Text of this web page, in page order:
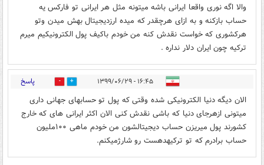
والا اگه نوری واقعا ایرانی باشه میتونه مثل هر ایرانی تو فارکس یه
حساب بازکنه و به ازای هرچقدر که میده ارزدیجیتال بهش میدن وتو
هرکشوری که خواست نقدش کنه من خودم باکیف پول الکترونیکیم میرم
ترکیه چون ایران دلار نداره .
۱۶:۴۵ - ۱۳۹۹/۰۶/۲۹ 0 پاسخ
الان دیگه دنیا الکترونیکی شده وقتی که پول تو حسابهای جهانی داری
میتونی ازهرجای دنیا که باشی نقدش کنی الان اکثر ایرانی های که خارج
کشورند پول میریزن حساب دیجیتالشون من خودم ماهی ۱۰۰ملیون
حساب برادرم که تو ترکیهدهست رو شارژمیکنم.